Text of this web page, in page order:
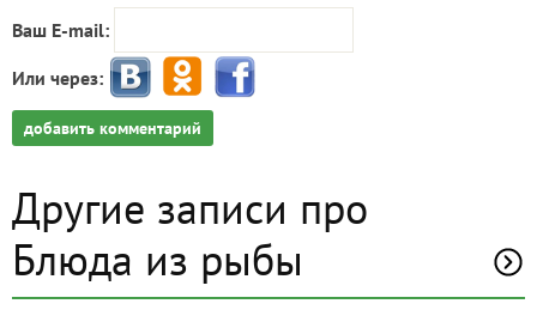
Ваш E-mail:
Или через:
добавить комментарий
Другие записи про
Блюда из рыбы